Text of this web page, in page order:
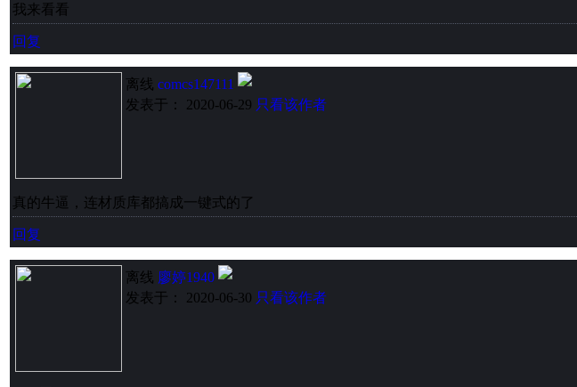
我来看看
回复
离线 comcs147111
发表于： 2020-06-29 只看该作者
真的牛逼，连材质库都搞成一键式的了
回复
离线 廖婷1940
发表于： 2020-06-30 只看该作者